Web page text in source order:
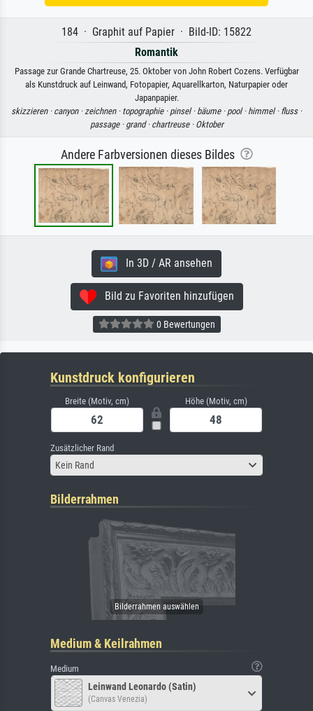
184 · Graphit auf Papier · Bild-ID: 15822
Romantik
Passage zur Grande Chartreuse, 25. Oktober von John Robert Cozens. Verfügbar
als Kunstdruck auf Leinwand, Fotopapier, Aquarellkarton, Naturpapier oder
Japanpapier.
skizzieren · canyon ·zeichnen · topographie · pinsel · bäume · pool · himmel · fluss ·
passage · grand · chartreuse · Oktober
Andere Farbversionen dieses Bildes
In 3D / AR ansehen
Bild zu Favoriten hinzufügen
0 Bewertungen
Kunstdruck konfigurieren
Breite (Motiv, cm) Höhe (Motiv, cm)
Zusätzlicher Rand
Kein Rand
Bilderrahmen
Medium & Keilrahmen
Medium
Leinwand Leonardo (Satin)
(Canvas Venezia)